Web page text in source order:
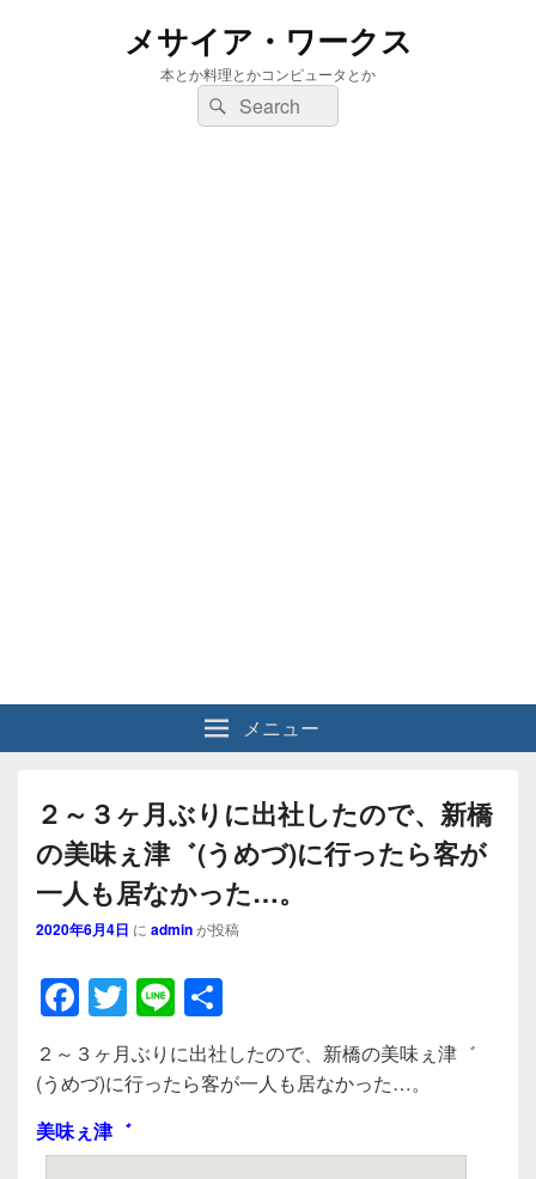
メサイア・ワークス
本とか料理とかコンピュータとか
検
索:
検
索
メニュー
２～３ヶ月ぶりに出社したので、新橋
の美味ぇ津゛(うめづ)に行ったら客が
一人も居なかった…。
2020年6月4日 に adminが投稿
F
a
c
e
b
T
wi
tt
er
Li
n
e
有
２～３ヶ月ぶりに出社したので、新橋の美味ぇ津゛
(うめづ)に行ったら客が一人も居なかった…。
美味ぇ津゛